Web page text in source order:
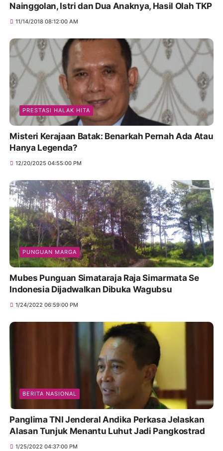
Nainggolan, Istri dan Dua Anaknya, Hasil Olah TKP
11/14/2018 08:12:00 AM
PRESTASI HALAK HITA
Misteri Kerajaan Batak: Benarkah Pernah Ada Atau
Hanya Legenda?
12/20/2025 04:55:00 PM
PUNGUAN MARGA
Mubes Punguan Simataraja Raja Simarmata Se
Indonesia Dijadwalkan Dibuka Wagubsu
1/24/2022 06:59:00 PM
BERITA NASIONAL
Panglima TNI Jenderal Andika Perkasa Jelaskan
Alasan Tunjuk Menantu Luhut Jadi Pangkostrad
1/25/2022 04:37:00 PM